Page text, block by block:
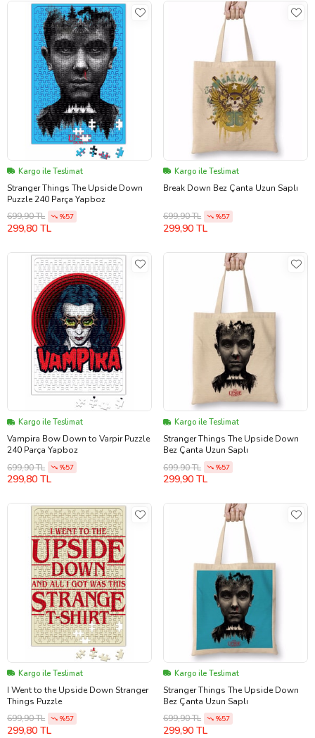
Kargo ile Teslimat
Stranger Things The Upside Down
Puzzle 240 Parça Yapboz
699,90 TL
%57
299,80 TL
Kargo ile Teslimat
Break Down Bez Çanta Uzun Saplı
699,90 TL %57
299,90 TL
Kargo ile Teslimat
Vampira Bow Down to Varpir Puzzle
240 Parça Yapboz
699,90 TL
%57
299,80 TL
Kargo ile Teslimat
Stranger Things The Upside Down
Bez Çanta Uzun Saplı
699,90 TL
%57
299,90 TL
Kargo ile Teslimat
I Went to the Upside Down Stranger
Things Puzzle
699,90 TL
%57
299,80 TL
Kargo ile Teslimat
Stranger Things The Upside Down
Bez Çanta Uzun Saplı
699,90 TL
%57
299,90 TL